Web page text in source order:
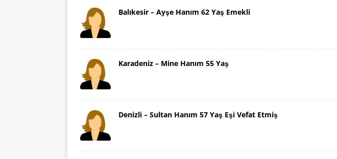
Balıkesir – Ayşe Hanım 62 Yaş Emekli
Karadeniz – Mine Hanım 55 Yaş
Denizli – Sultan Hanım 57 Yaş Eşi Vefat Etmiş